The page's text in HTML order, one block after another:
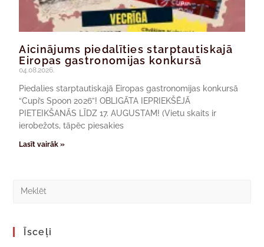
Aicinājums piedalīties starptautiskajā
Eiropas gastronomijas konkursā
04.08.2026.
Piedalies starptautiskajā Eiropas gastronomijas konkursā
“Cupi’s Spoon 2026”! OBLIGĀTA IEPRIEKŠĒJĀ
PIETEIKŠANĀS LĪDZ 17. AUGUSTAM! (Vietu skaits ir
ierobežots, tāpēc piesakies
Lasīt vairāk »
Īsceļi